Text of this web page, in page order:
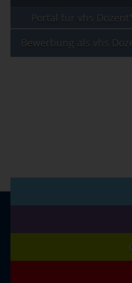
Portal für vhs
Bewerbung als vhs